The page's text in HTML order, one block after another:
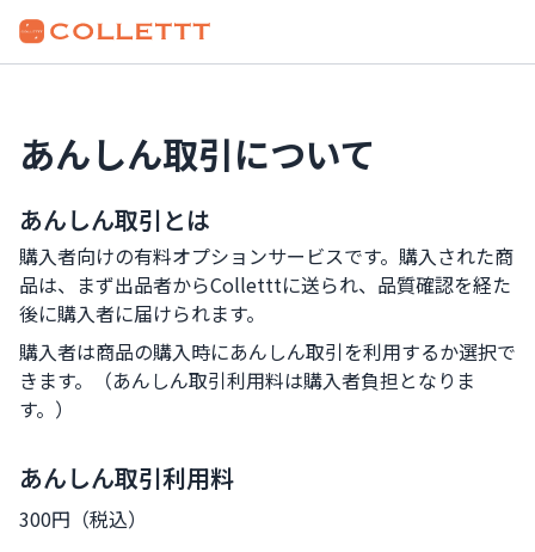
あんしん取引について
あんしん取引とは
購入者向けの有料オプションサービスです。購入された商
品は、まず出品者からColletttに送られ、品質確認を経た
後に購入者に届けられます。
購入者は商品の購入時にあんしん取引を利用するか選択で
きます。（あんしん取引利用料は購入者負担となりま
す。）
あんしん取引利用料
300円（税込）